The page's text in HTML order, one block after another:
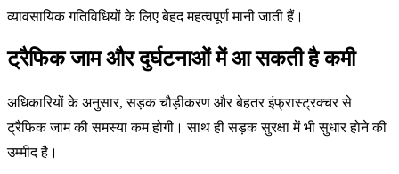
व्यावसायिक गतिविधियों के लिए बेहद महत्वपूर्ण मानी जाती हैं।
ट्रैफिक जाम और दुर्घटनाओं में आ सकती है कमी
अधिकारियों के अनुसार, सड़क चौड़ीकरण और बेहतर इंफ्रास्ट्रक्चर से
ट्रैफिक जाम की समस्या कम होगी। साथ ही सड़क सुरक्षा में भी सुधार होने की
उम्मीद है।